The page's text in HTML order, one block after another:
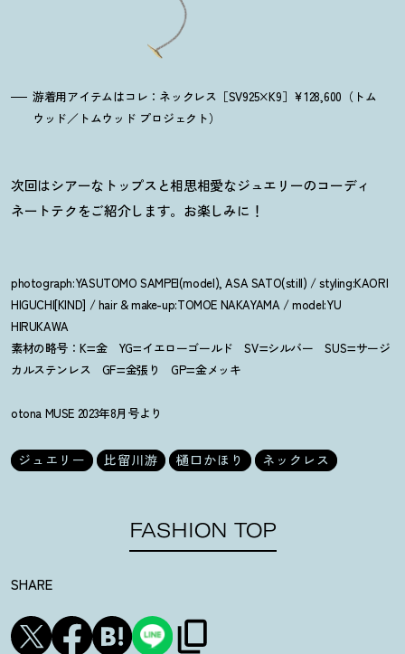
游着用アイテムはコレ：ネックレス［SV925×K9］¥128,600（トム
ウッド／トムウッド プロジェクト）
次回はシアーなトップスと相思相愛なジュエリーのコーディ
ネートテクをご紹介します。お楽しみに ！
photograph:YASUTOMO SAMPEI(model), ASA SATO(still) / styling:KAORI
HIGUCHI[KIND] / hair & make-up:TOMOE NAKAYAMA / model:YU
HIRUKAWA
素材の略号：K=金 YG=イエローゴールド SV=シルバー SUS=サージ
カルステンレス GF=金張り GP=金メッキ
otona MUSE 2023年8月号より
ジュエリー 比留川游 樋口かほり ネックレス
FASHION TOP
SHARE